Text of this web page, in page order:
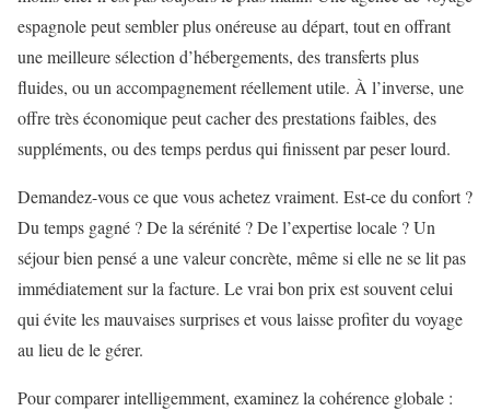
espagnole peut sembler plus onéreuse au départ, tout en offrant
une meilleure sélection d’hébergements, des transferts plus
fluides, ou un accompagnement réellement utile. À l’inverse, une
offre très économique peut cacher des prestations faibles, des
suppléments, ou des temps perdus qui finissent par peser lourd.
Demandez-vous ce que vous achetez vraiment. Est-ce du confort ?
Du temps gagné ? De la sérénité ? De l’expertise locale ? Un
séjour bien pensé a une valeur concrète, même si elle ne se lit pas
immédiatement sur la facture. Le vrai bon prix est souvent celui
qui évite les mauvaises surprises et vous laisse profiter du voyage
au lieu de le gérer.
Pour comparer intelligemment, examinez la cohérence globale :